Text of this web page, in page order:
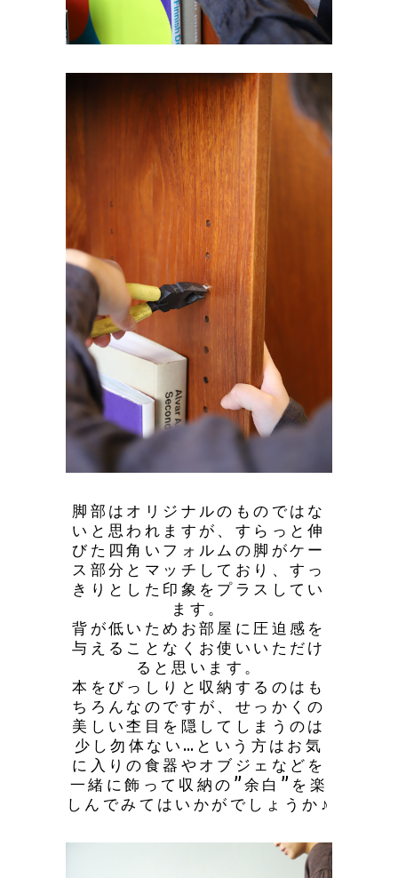
脚部はオリジナルのものではな
いと思われますが、すらっと伸
びた四角いフォルムの脚がケー
ス部分とマッチしており、すっ
きりとした印象をプラスしてい
ます。
背が低いためお部屋に圧迫感を
与えることなくお使いいただけ
ると思います。
本をびっしりと収納するのはも
ちろんなのですが、せっかくの
美しい杢目を隠してしまうのは
少し勿体ない…という方はお気
に入りの食器やオブジェなどを
一緒に飾って収納の”余白”を楽
しんでみてはいかがでしょうか♪